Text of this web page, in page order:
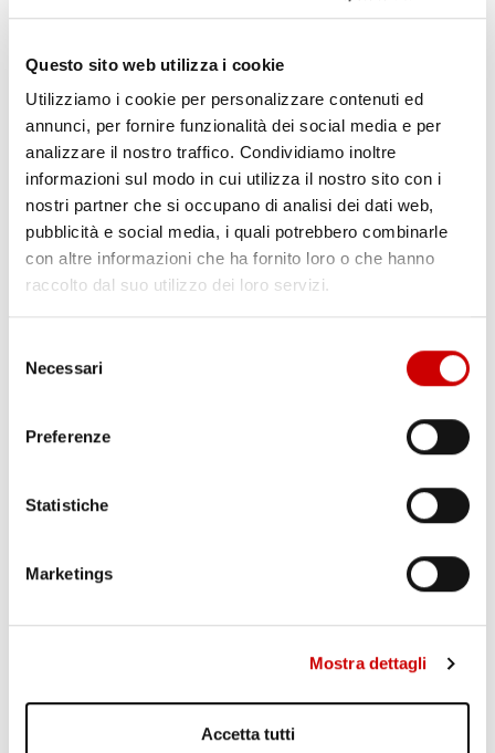
Questo sito web utilizza i cookie
Utilizziamo i cookie per personalizzare contenuti ed
annunci, per fornire funzionalità dei social media e per
analizzare il nostro traffico. Condividiamo inoltre
informazioni sul modo in cui utilizza il nostro sito con i
nostri partner che si occupano di analisi dei dati web,
pubblicità e social media, i quali potrebbero combinarle
con altre informazioni che ha fornito loro o che hanno
raccolto dal suo utilizzo dei loro servizi.
delNecessari
Preferenze
Statistiche
Marketings
Mostra dettagli
Accetta tutti
SOCCAVO: FIAMME AL POLIFUNZIONALE
Varriale
Polifunzionale di Soccavo. Non si sa se il rogo sia di natura
del piano terra dell’edificio. Il ...